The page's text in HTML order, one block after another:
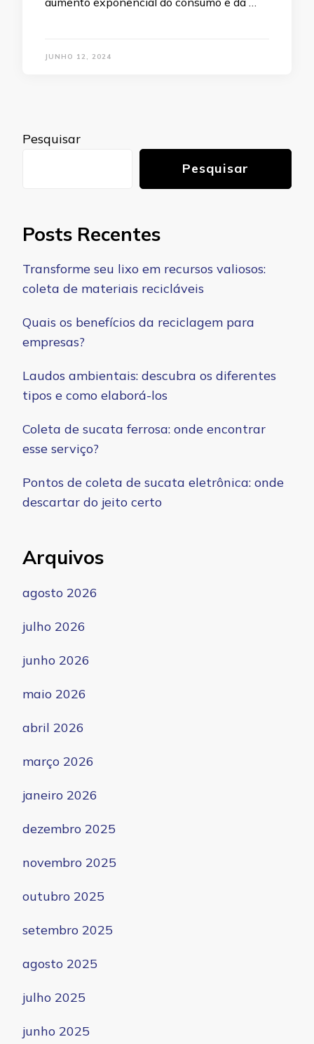
JUNHO 12, 2024
Pesquisar
Pesquisar
Posts Recentes
Transforme seu lixo em recursos valiosos:
coleta de materiais recicláveis
Quais os benefícios da reciclagem para
empresas?
Laudos ambientais: descubra os diferentes
tipos e como elaborá-los
Coleta de sucata ferrosa: onde encontrar
esse serviço?
Pontos de coleta de sucata eletrônica: onde
descartar do jeito certo
Arquivos
agosto 2026
julho 2026
junho 2026
maio 2026
abril 2026
março 2026
janeiro 2026
dezembro 2025
novembro 2025
outubro 2025
setembro 2025
agosto 2025
julho 2025
junho 2025